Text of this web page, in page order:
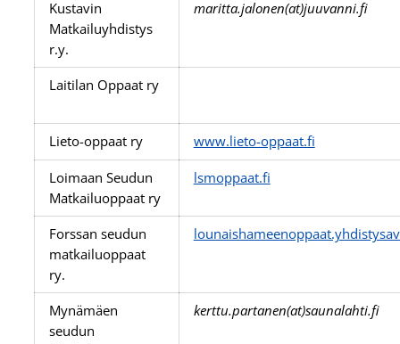
Kustavin
Matkailuyhdistys
r.y.
maritta.jalonen(at)juuvanni.fi
Laitilan Oppaat ry
Lieto-oppaat ry www.lieto-oppaat.fi
Loimaan Seudun
Matkailuoppaat ry
lsmoppaat.fi
Forssan seudun
matkailuoppaat
ry.
Mynämäen
seudun
kerttu.partanen(at)saunalahti.fi